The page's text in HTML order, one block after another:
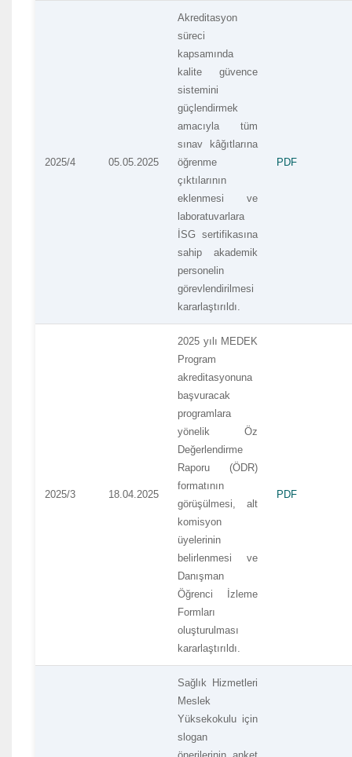
2025/4 05.05.2025
Akreditasyon
süreci
kapsamında
kalite güvence
sistemini
güçlendirmek
amacıyla tüm
sınav kâğıtlarına
öğrenme
çıktılarının
eklenmesi ve
laboratuvarlara
İSG sertifikasına
sahip akademik
personelin
görevlendirilmesi
kararlaştırıldı.
PDF
2025/3 18.04.2025
2025 yılı MEDEK
Program
akreditasyonuna
başvuracak
programlara
yönelik Öz
Değerlendirme
Raporu (ÖDR)
formatının
görüşülmesi, alt
komisyon
üyelerinin
belirlenmesi ve
Danışman
Öğrenci İzleme
Formları
oluşturulması
kararlaştırıldı.
PDF
Sağlık Hizmetleri
Meslek
Yüksekokulu için
slogan